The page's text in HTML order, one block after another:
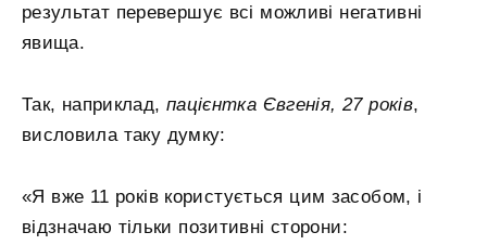
результат перевершує всі можливі негативні
явища.
Так, наприклад, пацієнтка Євгенія, 27 років,
висловила таку думку:
«Я вже 11 років користується цим засобом, і
відзначаю тільки позитивні сторони: